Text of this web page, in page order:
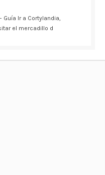
Guía Ir a Cortylandia,
el mercadillo d